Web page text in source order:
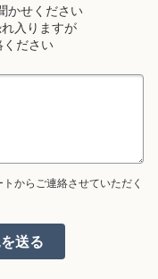
かせください
入りますが
ください
からご連絡させていただく